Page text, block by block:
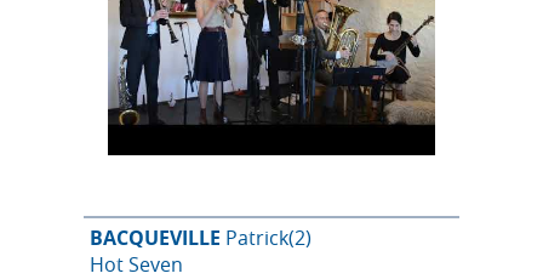
BACQUEVILLE Patrick(2)
Hot Seven